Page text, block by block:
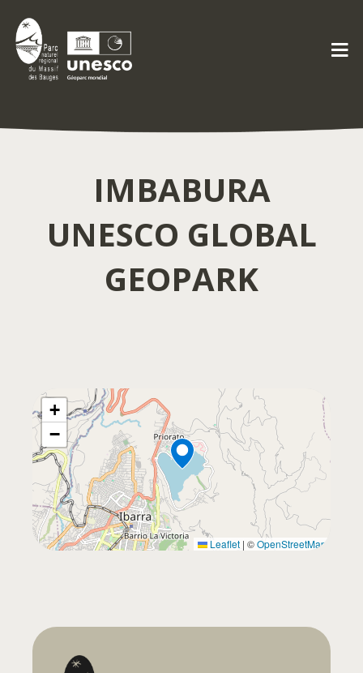
IMBABURA
UNESCO GLOBAL
GEOPARK
+
−
Leaflet | ©OpenStreetMap